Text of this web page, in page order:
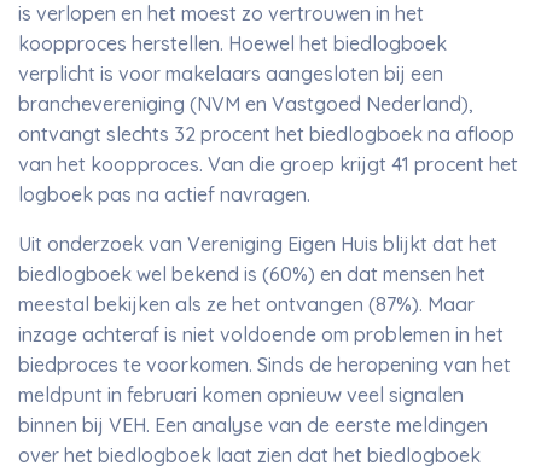
is verlopen en het moest zo vertrouwen in het
koopproces herstellen. Hoewel het biedlogboek
verplicht is voor makelaars aangesloten bij een
branchevereniging (NVM en Vastgoed Nederland),
ontvangt slechts 32 procent het biedlogboek na afloop
van het koopproces. Van die groep krijgt 41 procent het
logboek pas na actief navragen.
Uit onderzoek van Vereniging Eigen Huis blijkt dat het
biedlogboek wel bekend is (60%) en dat mensen het
meestal bekijken als ze het ontvangen (87%). Maar
inzage achteraf is niet voldoende om problemen in het
biedproces te voorkomen. Sinds de heropening van het
meldpunt in februari komen opnieuw veel signalen
binnen bij VEH. Een analyse van de eerste meldingen
over het biedlogboek laat zien dat het biedlogboek